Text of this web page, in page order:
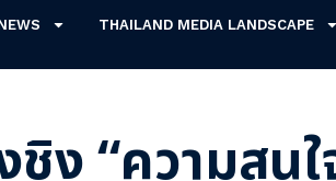
THAILAND MEDIA LANDSCAPE
ง “ความสน